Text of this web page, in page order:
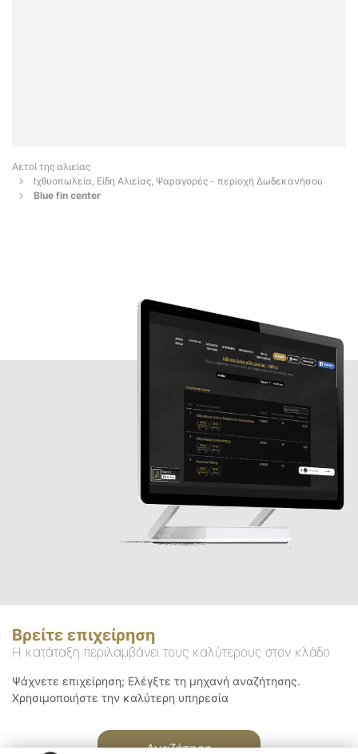
Αετοί της αλιείας
Ιχθυοπωλεία, Είδη Αλιείας, Ψαραγορές - περιοχή Δωδεκανήσου
Blue fin center
Βρείτε επιχείρηση
Η κατάταξη περιλαμβάνει τους καλύτερους στον κλάδο
Ψάχνετε επιχείρηση; Ελέγξτε τη μηχανή αναζήτησης.
Χρησιμοποιήστε την καλύτερη υπηρεσία
Αναζήτηση